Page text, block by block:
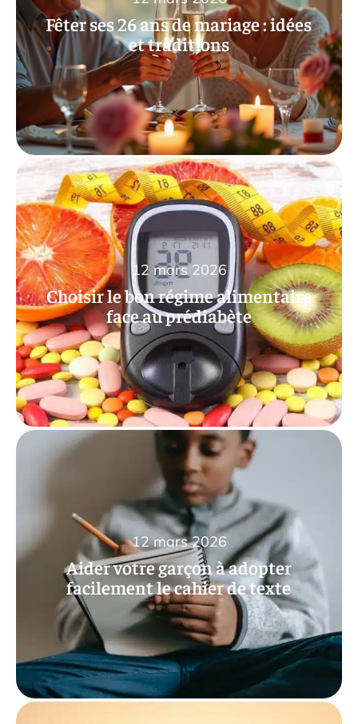
Fêter ses 26 ans de mariage : idées
et traditions
Choisir le bon régime alimentaire
face au prédiabète
12 mars 2026
Aider votre garçon à adopter
facilement le cahier de texte
12 mars 2026